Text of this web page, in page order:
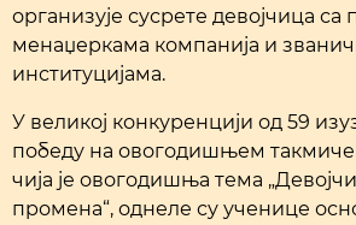
организује сусрете девојчица
менаџеркама компанија и
институцијама.
У великој конкуренцији од 59
победу на овогодишњем
чија је овогодишња тема
промена“, однеле су ученице